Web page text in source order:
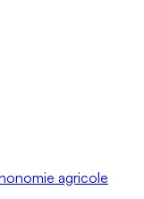
agricole